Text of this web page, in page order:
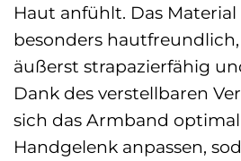
Haut anfühlt. Das
besonders
äußerst strapazierfähig
Dank des verstellbaren
sich das Armband
Handgelenk anpassen,